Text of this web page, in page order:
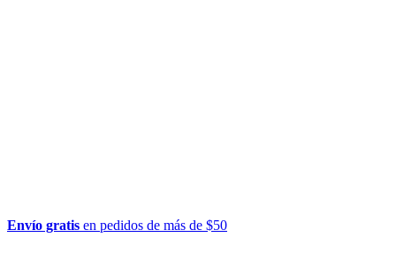
Envío gratis en pedidos de más de $50